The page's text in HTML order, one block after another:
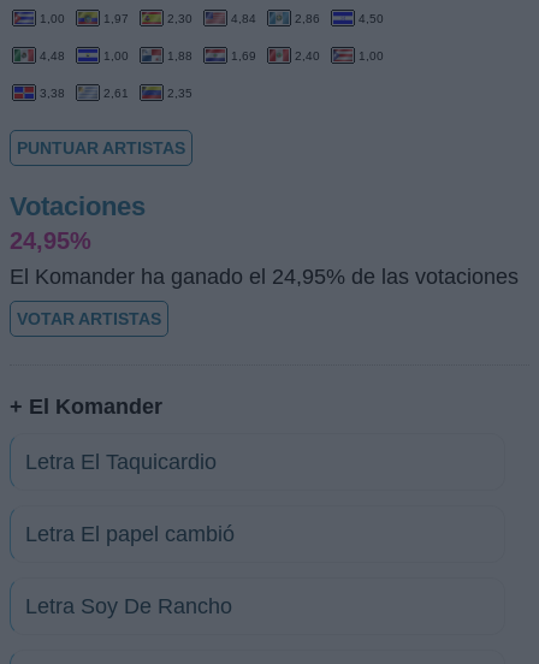
1,00 1,97 2,30 4,84 2,86 4,50
4,48 1,00 1,88 1,69 2,40 1,00
3,38 2,61 2,35
PUNTUAR ARTISTAS
Votaciones
24,95%
El Komander ha ganado el 24,95% de las votaciones
VOTAR ARTISTAS
+ El Komander
Letra El Taquicardio
Letra El papel cambió
Letra Soy De Rancho